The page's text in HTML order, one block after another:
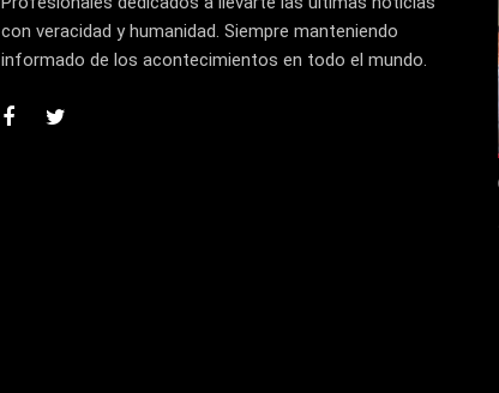
con veracidad y humanidad. Siempre manteniendo
informado de los acontecimientos en todo el mundo.